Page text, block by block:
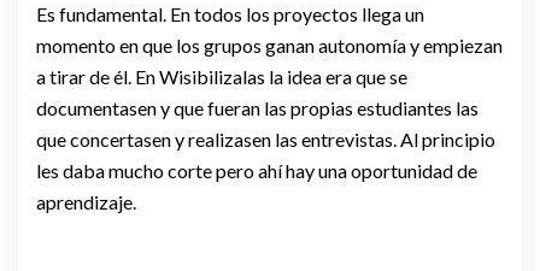
Es fundamental. En todos los proyectos llega un
momento en que los grupos ganan autonomía y empiezan
a tirar de él. En Wisibilizalas la idea era que se
documentasen y que fueran las propias estudiantes las
que concertasen y realizasen las entrevistas. Al principio
les daba mucho corte pero ahí hay una oportunidad de
aprendizaje.